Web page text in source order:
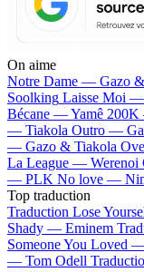
On aime
Notre Dame — Gazo
Soolking Laisse Moi —
Bécane —Yamê
— Tiakola Outro —
— Gazo & Tiakola
La League — Werenoi
— PLK No love —
Top traduction
Traduction Lose
Shady — Eminem
Someone You Loved
— Tom Odell